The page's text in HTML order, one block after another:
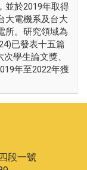
並於2019年取得
大電機系及台大
所。研究領域為
已發表十五篇
學生論文獎、
年至2022年獲
段一號